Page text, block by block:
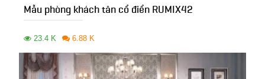
Mẫu phòng khách tân cổ điển RUMIX42
23.4 K 6.88 K